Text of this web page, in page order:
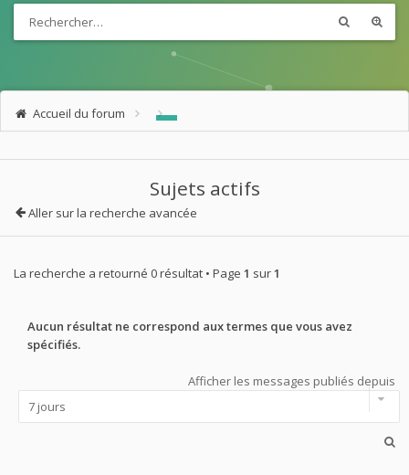
Accueil du forum
Sujets actifs
Aller sur la recherche avancée
La recherche a retourné 0 résultat • Page 1 sur1
Aucun résultat ne correspond aux termes que vous avez
spécifiés.
Afficher les messages publiés depuis